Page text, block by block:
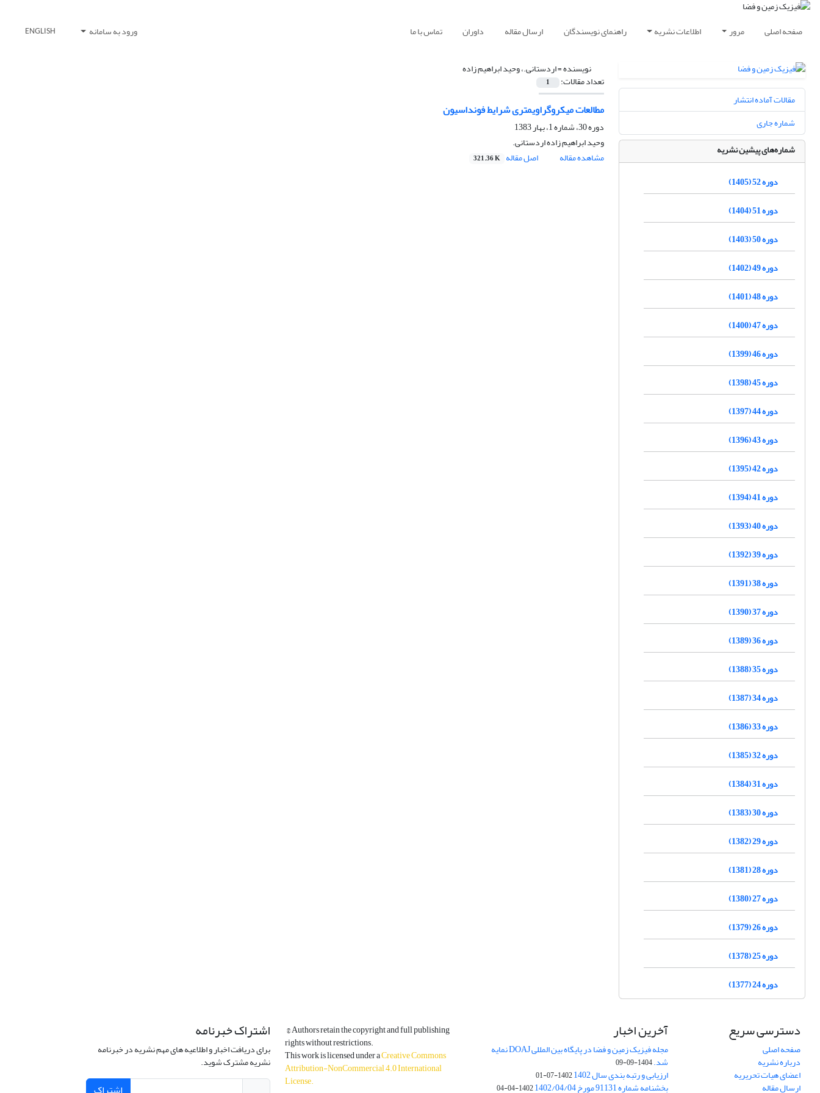
صفحه اصلی مرور اطلاعات نشریه راهنمای نویسندگان ارسال مقاله داوران تماس با ما ورود به سامانه ENGLISH
نویسنده =اردستانى.، وحید ابراهیم زاده
تعداد مقالات: 1
مطالعات میکروگراویمتری شرایط فونداسیون
دوره 30، شماره 1، بهار 1383
وحید ابراهیم زاده اردستانى.
مشاهده مقاله
اصل مقاله 321.36 K
مقالات آماده انتشار
شماره جاری
شماره‌های پیشین نشریه
دوره 52 (1405)
دوره 51 (1404)
دوره 50 (1403)
دوره 49 (1402)
دوره 48 (1401)
دوره 47 (1400)
دوره 46 (1399)
دوره 45 (1398)
دوره 44 (1397)
دوره 43 (1396)
دوره 42 (1395)
دوره 41 (1394)
دوره 40 (1393)
دوره 39 (1392)
دوره 38 (1391)
دوره 37 (1390)
دوره 36 (1389)
دوره 35 (1388)
دوره 34 (1387)
دوره 33 (1386)
دوره 32 (1385)
دوره 31 (1384)
دوره 30 (1383)
دوره 29 (1382)
دوره 28 (1381)
دوره 27 (1380)
دوره 26 (1379)
دوره 25 (1378)
دوره 24 (1377)
دسترسی سریع
صفحه اصلی
درباره نشریه
اعضای هیات تحریریه
ارسال مقاله
آخرین اخبار
مجله فیزیک زمین و فضا در پایگاه بین المللی DOAJ نمایه
شد.1404-09-09
ارزیابی و رتبه بندی سال 1402 1402-07-01
بخشنامه شماره 91131 مورخ 1402/04/04 1402-04-04
© Authors retain the copyright and full publishing
rights without restrictions.
This work is licensed under aCreative Commons
Attribution-NonCommercial 4.0 International
License.
اشتراک خبرنامه
برای دریافت اخبار و اطلاعیه های مهم نشریه در خبرنامه
نشریه مشترک شوید.